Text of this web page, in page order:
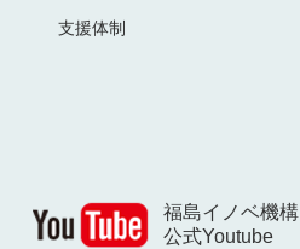
支援体制
福島イノベ機構
公式Youtube